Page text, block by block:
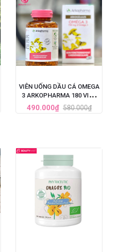
VIÊN UỐNG DẦU CÁ OMEGA
3 ARKOPHARMA 180 VIÊN
PHÁP
490.000₫ 580.000₫